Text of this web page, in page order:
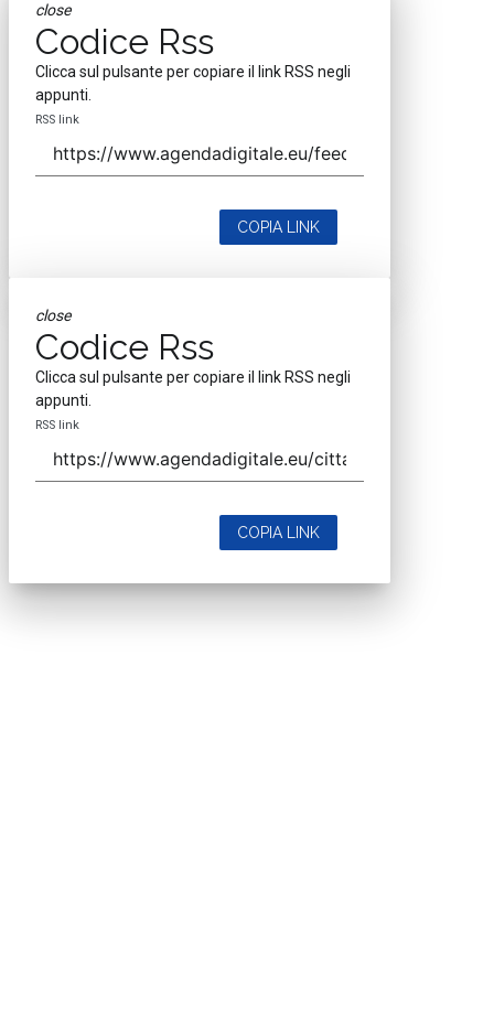
close
Codice Rss
Clicca sul pulsante per copiare il link RSS negli
appunti.
RSS link
COPIA LINK
close
Codice Rss
Clicca sul pulsante per copiare il link RSS negli
appunti.
RSS link
COPIA LINK